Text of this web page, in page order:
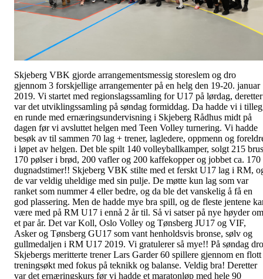
Skjeberg VBK gjorde arrangementsmessig storeslem og dro
gjennom 3 forskjellige arrangementer på en helg den 19-20. januar
2019. Vi startet med regionslagssamling for U17 på lørdag, deretter
var det utviklingssamling på søndag formiddag. Da hadde vi i
en runde med ernæringsundervisning i Skjeberg Rådhus midt på
dagen før vi avsluttet helgen med Teen Volley turnering. Vi hadde
besøk av til sammen 70 lag + trener, lagledere, oppmenn og
i løpet av helgen. Det ble spilt 140 volleyballkamper, solgt 215
170 pølser i brød, 200 vafler og 200 kaffekopper og jobbet ca. 170
dugnadstimer!! Skjeberg VBK stilte med et ferskt U17 lag i RM,
de var veldig uheldige med sin pulje. De møtte kun lag som var
ranket som nummer 4 eller bedre, og da ble det vanskelig å få en
god plassering. Men de hadde mye bra spill, og de fleste jentene
være med på RM U17 i ennå 2 år til. Så vi satser på nye høyder om
et par år. Det var Koll, Oslo Volley og Tønsberg JU17 og VIF,
Asker og Tønsberg GU17 som vant henholdsvis bronse, sølv og
gullmedaljen i RM U17 2019. Vi gratulerer så mye!! På søndag dro
Skjebergs meritterte trener Lars Garder 60 spillere gjennom en flott
treningsøkt med fokus på teknikk og balanse. Veldig bra! Deretter
var det ernæringskurs før vi hadde et maratonløp med hele 90